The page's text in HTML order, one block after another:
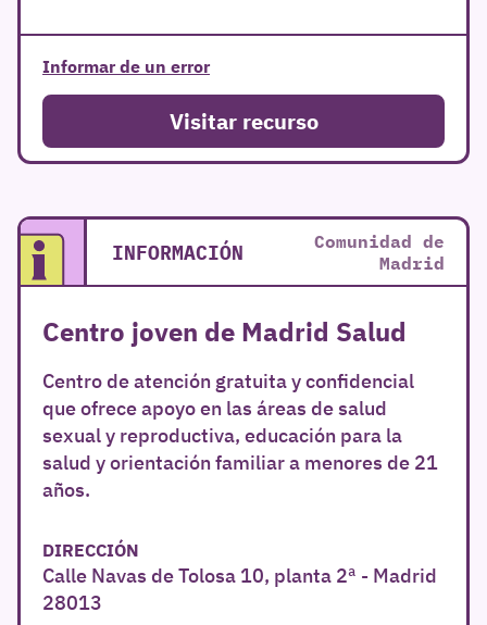
Informar de un error
Visitar recurso
INFORMACIÓN
Comunidad de
Madrid
Centro joven de Madrid Salud
Centro de atención gratuita y confidencial
que ofrece apoyo en las áreas de salud
sexual y reproductiva, educación para la
salud y orientación familiar a menores de 21
años.
DIRECCIÓN
Calle Navas de Tolosa 10, planta 2ª - Madrid
28013